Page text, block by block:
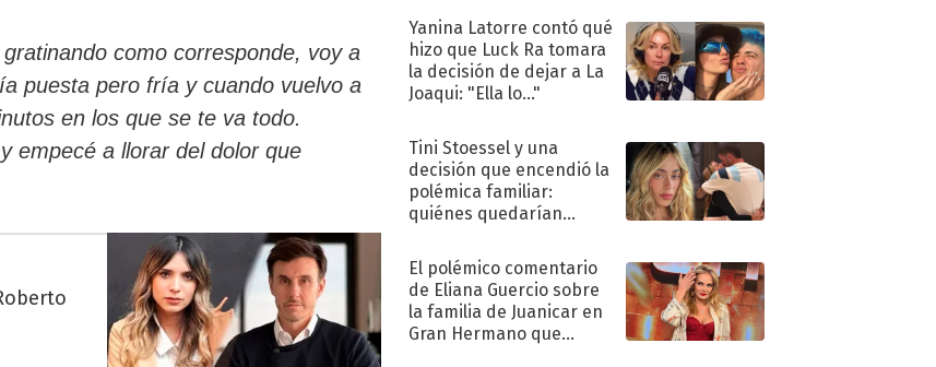
como corresponde, voy a
puesta pero fría y cuando vuelvo a
en los que se te va todo.
empecé a llorar del dolor que
Yanina Latorre contó qué
hizo que Luck Ra tomara
la decisión de dejar a La
Joaqui: "Ella lo..."
Tini Stoessel y una
decisión que encendió la
polémica familiar:
quiénes quedarían
El polémico comentario
de Eliana Guercio sobre
la familia de Juanicar en
Gran Hermano que